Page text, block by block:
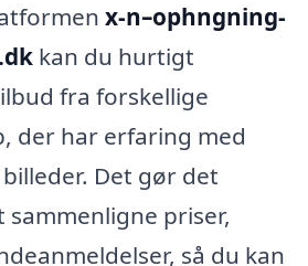
x-n–ophngning-
kan du hurtigt
fra forskellige
der har erfaring med
Det gør det
priser,
så du kan